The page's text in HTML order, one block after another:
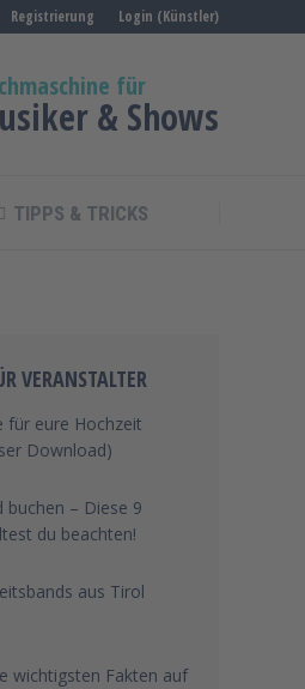
Registrierung Login (Künstler)
für
& Shows
TIPPS & TRICKS
VERANSTALTER
für eure Hochzeit
Download)
buchen – Diese 9
du beachten!
aus Tirol
wichtigsten Fakten auf